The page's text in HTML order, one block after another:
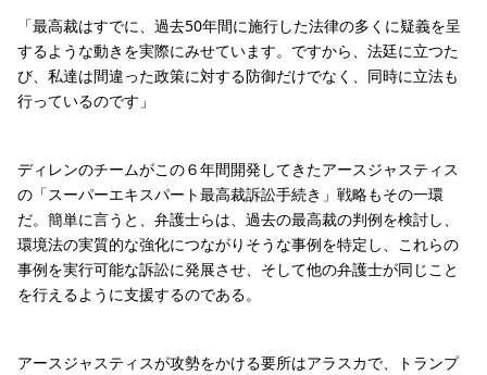
「最高裁はすでに、過去50年間に施行した法律の多くに疑義を呈
するような動きを実際にみせています。ですから、法廷に立つた
び、私達は間違った政策に対する防御だけでなく、同時に立法も
行っているのです」
ディレンのチームがこの６年間開発してきたアースジャスティス
の「スーパーエキスパート最高裁訴訟手続き」戦略もその一環
だ。簡単に言うと、弁護士らは、過去の最高裁の判例を検討し、
環境法の実質的な強化につながりそうな事例を特定し、これらの
事例を実行可能な訴訟に発展させ、そして他の弁護士が同じこと
を行えるように支援するのである。
アースジャスティスが攻勢をかける要所はアラスカで、トランプ